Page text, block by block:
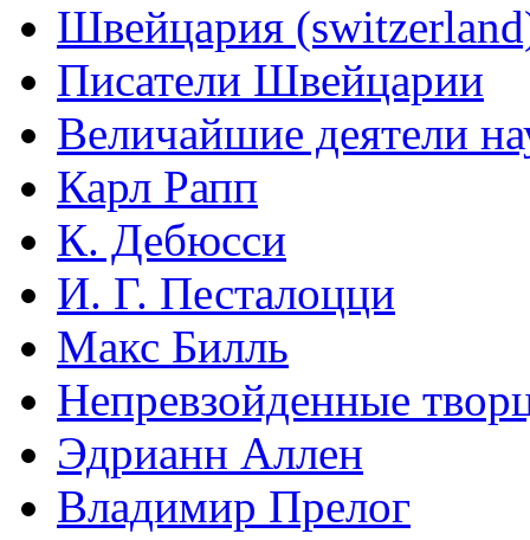
Швейцария
Писатели Швейцарии
Величайшие деятели
Карл Рапп
К. Дебюсси
И. Г. Песталоцци
Макс Билль
Непревзойденные
Эдрианн Аллен
Владимир Прелог